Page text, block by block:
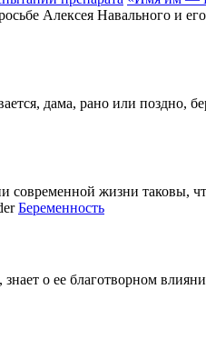
Алексея Навального и
дама, рано или
современной жизни таковы,
Беременность
о ее благотворном